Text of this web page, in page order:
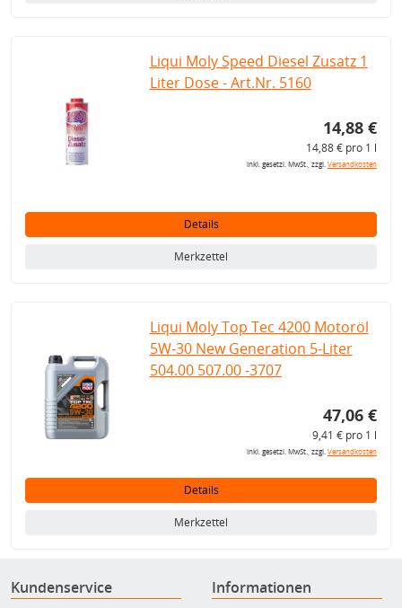
Liqui Moly Speed Diesel Zusatz 1
Liter Dose - Art.Nr. 5160
14,88 €
14,88 € pro 1 l
inkl. gesetzl. MwSt., zzgl.Versandkosten
Details
Merkzettel
Liqui Moly Top Tec 4200 Motoröl
5W-30 New Generation 5-Liter
504.00 507.00 -3707
47,06 €
9,41 € pro 1 l
inkl. gesetzl. MwSt., zzgl.Versandkosten
Details
Merkzettel
Kundenservice Informationen